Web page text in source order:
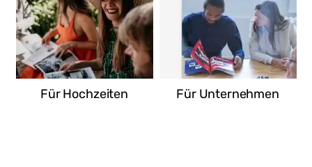
Für Hochzeiten Für Unternehmen